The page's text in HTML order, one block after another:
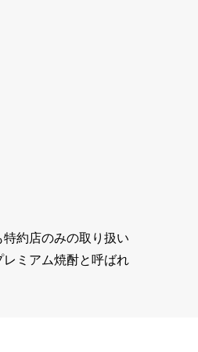
約店のみの取り扱い
ミアム焼酎と呼ばれ